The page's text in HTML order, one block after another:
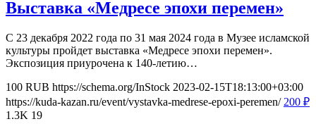
Выставка «Медресе эпохи перемен»
С 23 декабря 2022 года по 31 мая 2024 года в Музее исламской
культуры пройдет выставка «Медресе эпохи перемен».
Экспозиция приурочена к 140-летию…
100 RUB https://schema.org/InStock 2023-02-15T18:13:00+03:00
https://kuda-kazan.ru/event/vystavka-medrese-epoxi-peremen/ 200 ₽
1.3K 19